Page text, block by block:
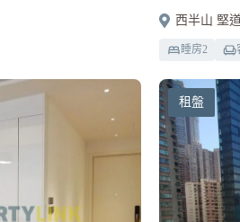
西半山 堅
睡房2
租盤